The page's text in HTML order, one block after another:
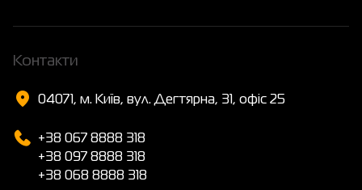
Контакти
04071, м. Київ, вул. Дегтярна, 31, офіс 25
+38 067 8888 318
+38 097 8888 318
+38 068 8888 318